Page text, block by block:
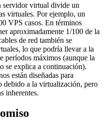
virtual divide un
virtuales. Por ejemplo, un
VPS casos. En términos
aproximadamente 1/100 de la
de red también se
lo que podría llevar a la
períodos máximos (aunque la
se explica a continuación).
están diseñadas para
debido a la virtualización, pero
inherentes.